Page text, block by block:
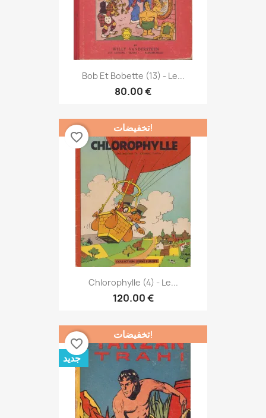
Bob Et Bobette (13) - Le...
80.00 €
Chlorophylle (4) - Le...
120.00 €
تخفيضات!
favorite_border
تخفيضات!
جديد
favorite_border